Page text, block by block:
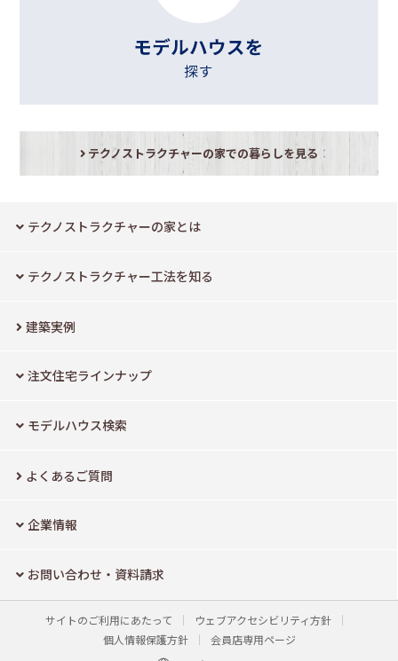
テクノストラクチャーの家での暮らしを見る
テクノストラクチャーの家とは
テクノストラクチャー工法を知る
建築実例
注文住宅ラインナップ
モデルハウス検索
よくあるご質問
企業情報
お問い合わせ・資料請求
サイトのご利用にあたって
ウェブアクセシビリティ方針
個人情報保護方針
会員店専用ページ